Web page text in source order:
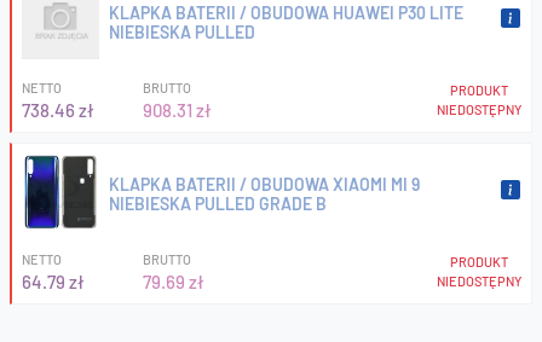
KLAPKA BATERII / OBUDOWA HUAWEI P30 LITE
NIEBIESKA PULLED
NETTO
738.46 zł
BRUTTO
908.31 zł
PRODUKT
NIEDOSTĘPNY
KLAPKA BATERII / OBUDOWA XIAOMI MI 9
NIEBIESKA PULLED GRADE B
NETTO
64.79 zł
BRUTTO
79.69 zł
PRODUKT
NIEDOSTĘPNY